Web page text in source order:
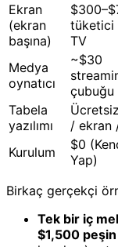
Ekran
(ekran
başına)
tüketici
TV
Medya
oynatıcı
~$30
çubuğu
Tabela
yazılımı
/ ekran
Kurulum
$0
Yap)
Birkaç gerçekçi
Tek bir iç
$1,500 peşin